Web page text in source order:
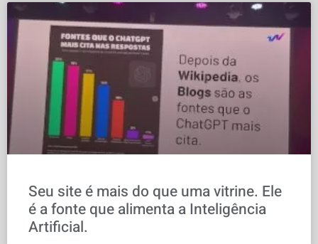
Seu site é mais do que uma vitrine. Ele
é a fonte que alimenta a Inteligência
Artificial.